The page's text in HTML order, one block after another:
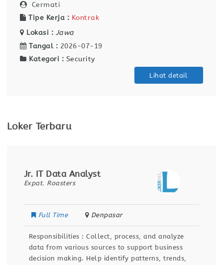
Cermati
Tipe Kerja : Kontrak
Lokasi : Jawa
Tangal : 2026-07-19
Kategori : Security
Lihat detail
Loker Terbaru
Jr. IT Data Analyst
Expat. Roasters
Full Time Denpasar
Responsibilities : Collect, process, and analyze
data from various sources to support business
decision making. Help identify patterns, trends,